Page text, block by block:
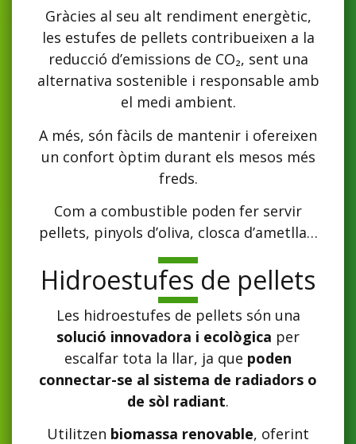
Gràcies al seu alt rendiment energètic,
les estufes de pellets contribueixen a la
reducció d’emissions de CO₂, sent una
alternativa sostenible i responsable amb
el medi ambient.
A més, són fàcils de mantenir i ofereixen
un confort òptim durant els mesos més
freds.
Com a combustible poden fer servir
pellets, pinyols d’oliva, closca d’ametlla…
Hidroestufes de pellets
Les hidroestufes de pellets són una
solució innovadora i ecològica per
escalfar tota la llar, ja que poden
connectar-se al sistema de radiadors o
de sòl radiant.
Utilitzen biomassa renovable, oferint